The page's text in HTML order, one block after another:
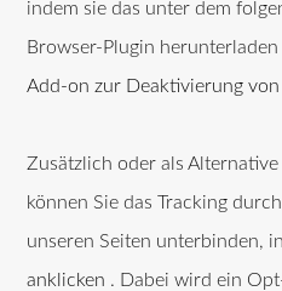
indem sie das unter dem
Browser-Plugin
Add-on zur Deaktivierung
Zusätzlich oder als
können Sie das Tracking
unseren Seiten unterbinden,
anklicken . Dabei wird ein